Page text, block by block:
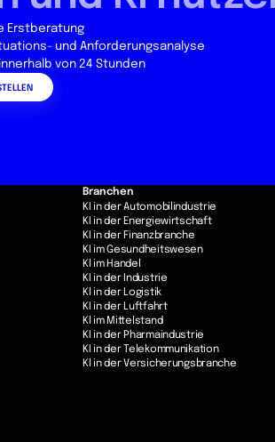
Erstberatung
und Anforderungsanalyse
von 24 Stunden
Branchen
KI in der Automobilindustrie
KI in der Energiewirtschaft
KI in der Finanzbranche
KI im Gesundheitswesen
Kl im Handel
KI in der Industrie
Kl in der Logistik
KI in der Luftfahrt
Kl im Mittelstand
KI in der Pharmaindustrie
KI in der Telekommunikation
Kl in der Versicherungsbranche